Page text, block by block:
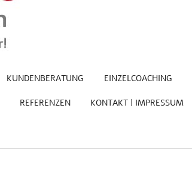
KUNDENBERATUNG EINZELCOACHING
REFERENZEN KONTAKT | IMPRESSUM